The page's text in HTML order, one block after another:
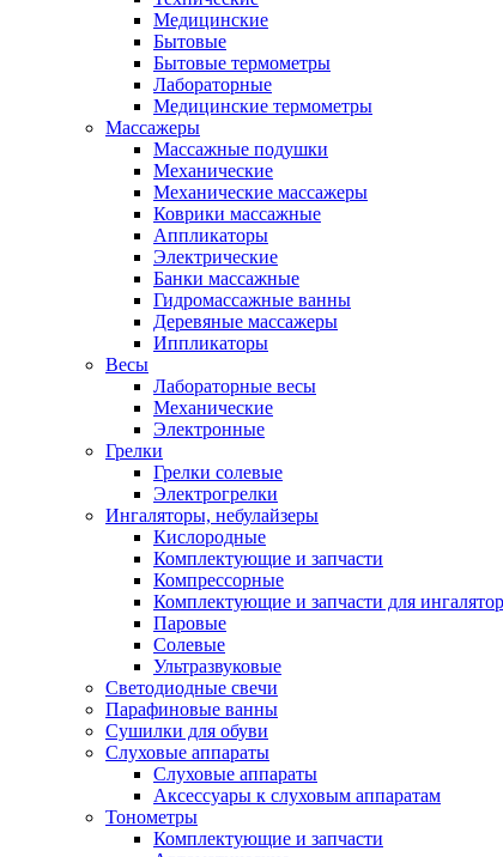
Медицинские
Бытовые
Бытовые термометры
Лабораторные
Медицинские термометры
Массажеры
Массажные подушки
Механические
Механические массажеры
Коврики массажные
Аппликаторы
Электрические
Банки массажные
Гидромассажные ванны
Деревяные массажеры
Иппликаторы
Весы
Лабораторные весы
Механические
Электронные
Грелки
Грелки солевые
Электрогрелки
Ингаляторы, небулайзеры
Кислородные
Комплектующие и запчасти
Компрессорные
Комплектующие и запчасти для
Паровые
Солевые
Ультразвуковые
Светодиодные свечи
Парафиновые ванны
Сушилки для обуви
Слуховые аппараты
Слуховые аппараты
Аксессуары к слуховым аппаратам
Тонометры
Комплектующие и запчасти